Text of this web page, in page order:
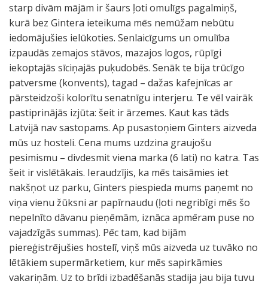
starp divām mājām ir šaurs ļoti omulīgs pagalmiņš,
kurā bez Gintera ieteikuma mēs nemūžam nebūtu
iedomājušies ielūkoties. Senlaicīgums un omulība
izpaudās zemajos stāvos, mazajos logos, rūpīgi
iekoptajās sīciņajās puķudobēs. Senāk te bija trūcīgo
patversme (konvents), tagad – dažas kafejnīcas ar
pārsteidzoši kolorītu senatnīgu interjeru. Te vēl vairāk
pastiprinājās izjūta: šeit ir ārzemes. Kaut kas tāds
Latvijā nav sastopams. Ap pusastoņiem Ginters aizveda
mūs uz hosteli. Cena mums uzdzina graujošu
pesimismu – divdesmit viena marka (6 lati) no katra. Tas
šeit ir vislētākais. Ieraudzījis, ka mēs taisāmies iet
nakšņot uz parku, Ginters piespieda mums paņemt no
viņa vienu žūksni ar papīrnaudu (ļoti negribīgi mēs šo
nepelnīto dāvanu pieņēmām, iznāca apmēram puse no
vajadzīgās summas). Pēc tam, kad bijām
piereģistrējušies hostelī, viņš mūs aizveda uz tuvāko no
lētākiem supermārketiem, kur mēs sapirkāmies
vakariņām. Uz to brīdi izbadēšanās stadija jau bija tuvu